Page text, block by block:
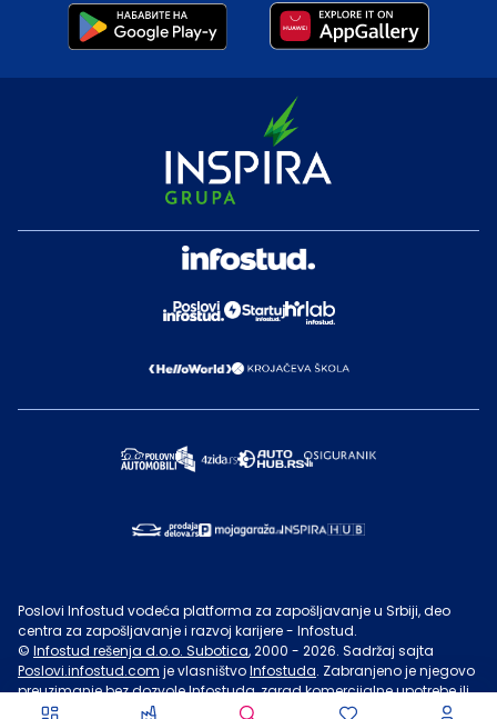
Poslovi Infostud vodeća platforma za zapošljavanje u Srbiji, deo
centra za zapošljavanje i razvoj karijere - Infostud.
© Infostud rešenja d.o.o. Subotica, 2000 - 2026. Sadržaj sajta
Poslovi.infostud.com je vlasništvoInfostuda. Zabranjeno je njegovo
preuzimanje bez dozvoleInfostuda, zarad komercijalne upotrebe ili
u druge svrhe, osim za lične potrebe posetilaca sajta.